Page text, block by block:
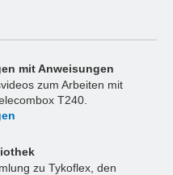
mit Anweisungen
zum Arbeiten mit
T240.
zu Tykoflex, den